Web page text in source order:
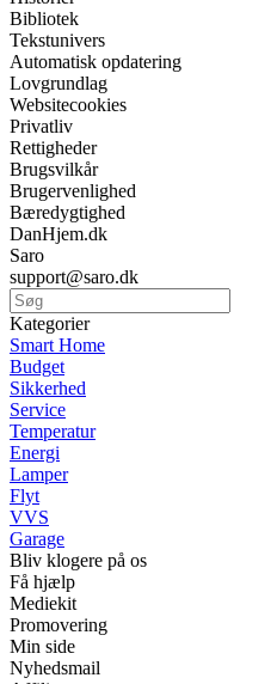
Bibliotek
Tekstunivers
Automatisk opdatering
Lovgrundlag
Websitecookies
Privatliv
Rettigheder
Brugsvilkår
Brugervenlighed
Bæredygtighed
DanHjem.dk
Saro
support@saro.dk
Kategorier
Smart Home
Budget
Sikkerhed
Service
Temperatur
Energi
Lamper
Flyt
VVS
Garage
Bliv klogere på os
Få hjælp
Mediekit
Promovering
Min side
Nyhedsmail